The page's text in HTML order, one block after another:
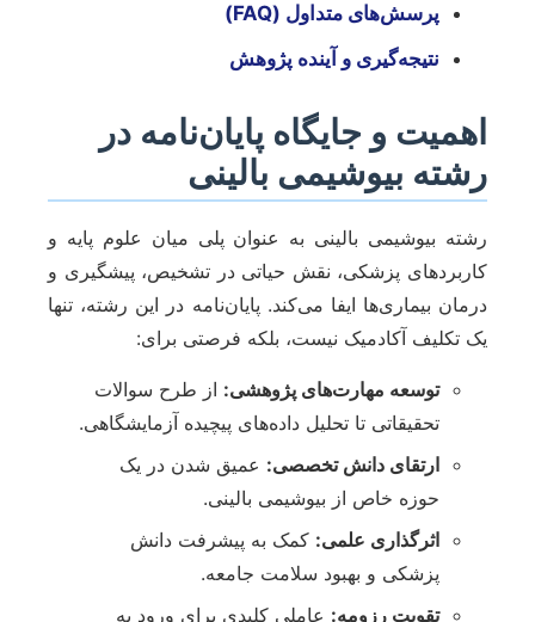
پرسش‌های متداول (FAQ)
نتیجه‌گیری و آینده پژوهش
اهمیت و جایگاه پایان‌نامه در
رشته بیوشیمی بالینی
رشته بیوشیمی بالینی به عنوان پلی میان علوم پایه و
کاربردهای پزشکی، نقش حیاتی در تشخیص، پیشگیری و
درمان بیماری‌ها ایفا می‌کند. پایان‌نامه در این رشته، تنها
یک تکلیف آکادمیک نیست، بلکه فرصتی برای:
توسعه مهارت‌های پژوهشی: از طرح سوالات
تحقیقاتی تا تحلیل داده‌های پیچیده آزمایشگاهی.
ارتقای دانش تخصصی: عمیق شدن در یک
حوزه خاص از بیوشیمی بالینی.
اثرگذاری علمی: کمک به پیشرفت دانش
پزشکی و بهبود سلامت جامعه.
تقویت رزومه: عاملی کلیدی برای ورود به